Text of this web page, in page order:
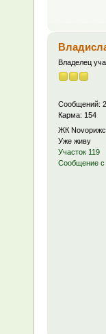
Владелец
Сообщений:
Карма: 154
ЖК
Уже живу
Участок 119
Сообщение с